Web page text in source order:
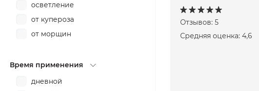
осветление
от купероза
от морщин
от раздражения
от токсинов
Время применения
дневной
Отзывов: 5
Средняя оценка: 4,6